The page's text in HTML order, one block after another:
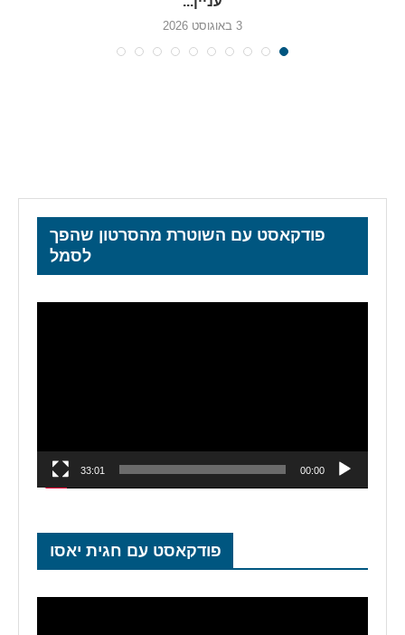
3 באוגוסט 2026
פודקאסט עם השוטרת מהסרטון שהפך
לסמל
00:00
33:01
פודקאסט עם חגית יאסו